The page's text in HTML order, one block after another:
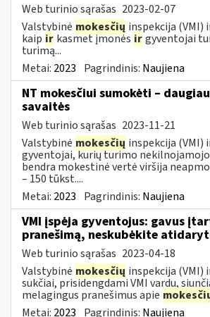
Web turinio sąrašas 2023-02-07
Valstybinė mokesčių inspekcija (VMI)
kaip ir kasmet įmonės irgyventojai
turimą...
Metai: 2023 Pagrindinis: Naujiena
NT mokesčiui sumokėti –
savaitės
Web turinio sąrašas 2023-11-21
Valstybinė mokesčių inspekcija (VMI)
gyventojai, kurių turimo
bendra mokestinė vertė viršija
– 150 tūkst....
Metai: 2023 Pagrindinis: Naujiena
VMI įspėja gyventojus: gavus
pranešimą, neskubėkite
Web turinio sąrašas 2023-04-18
Valstybinė mokesčių inspekcija (VMI)
sukčiai, prisidengdami VMI vardu,
melagingus pranešimus apie
Metai: 2023 Pagrindinis: Naujiena